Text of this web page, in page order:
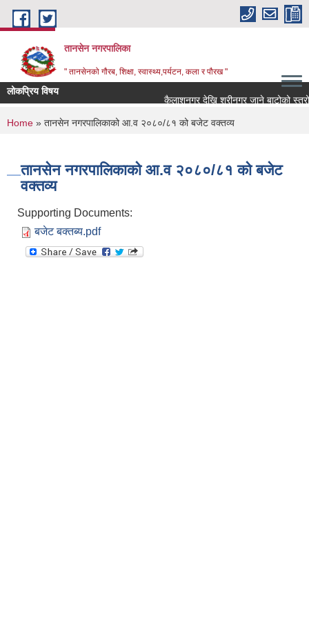
Skip to main content
तानसेन नगरपालिका
" तानसेनको गौरब, शिक्षा, स्वास्थ्य,पर्यटन, कला र पौरख "
लोकप्रिय विषय
You are here
Home » तानसेन नगरपालिकाको आ.व २०८०/८१ को बजेट वक्तव्य
तानसेन नगरपालिकाको आ.व २०८०/८१ को बजेट
वक्तव्य
Supporting Documents:
बजेट बक्तब्य.pdf